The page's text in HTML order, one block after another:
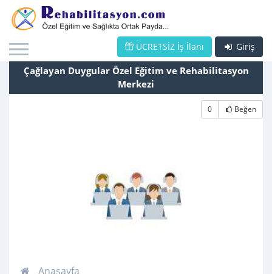
Giriş
ÜCRETSİZ İş İlanı
Çağlayan Duygular Özel Eğitim ve Rehabilitasyon
Merkezi
0 Beğen
Anasayfa